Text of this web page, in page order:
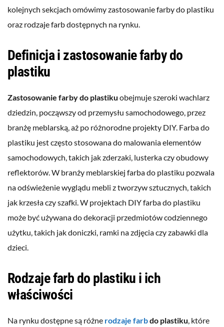
kolejnych sekcjach omówimy zastosowanie farby do plastiku
oraz rodzaje farb dostępnych na rynku.
Definicja i zastosowanie farby do
plastiku
Zastosowanie farby do plastiku obejmuje szeroki wachlarz
dziedzin, począwszy od przemysłu samochodowego, przez
branżę meblarską, aż po różnorodne projekty DIY. Farba do
plastiku jest często stosowana do malowania elementów
samochodowych, takich jak zderzaki, lusterka czy obudowy
reflektorów. W branży meblarskiej farba do plastiku pozwala
na odświeżenie wyglądu mebli z tworzyw sztucznych, takich
jak krzesła czy szafki. W projektach DIY farba do plastiku
może być używana do dekoracji przedmiotów codziennego
użytku, takich jak doniczki, ramki na zdjęcia czy zabawki dla
dzieci.
Rodzaje farb do plastiku i ich
właściwości
Na rynku dostępne są różne rodzaje farbdo plastiku, które